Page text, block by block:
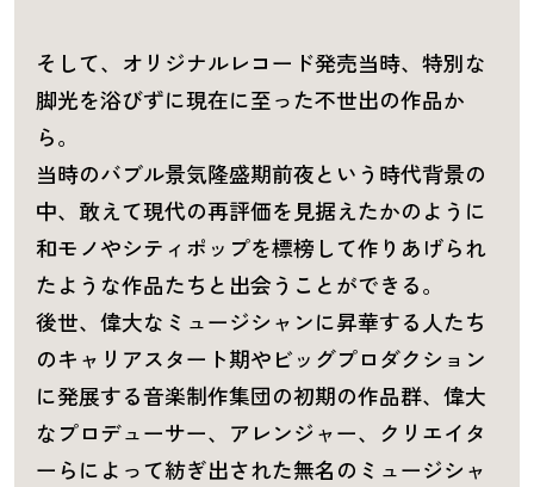
そして、オリジナルレコード発売当時、特別な
脚光を浴びずに現在に至った不世出の作品か
ら。
当時のバブル景気隆盛期前夜という時代背景の
中、敢えて現代の再評価を見据えたかのように
和モノやシティポップを標榜して作りあげられ
たような作品たちと出会うことができる。
後世、偉大なミュージシャンに昇華する人たち
のキャリアスタート期やビッグプロダクション
に発展する音楽制作集団の初期の作品群、偉大
なプロデューサー、アレンジャー、クリエイタ
ーらによって紡ぎ出された無名のミュージシャ